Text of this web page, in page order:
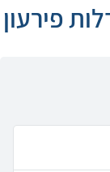
פירעון